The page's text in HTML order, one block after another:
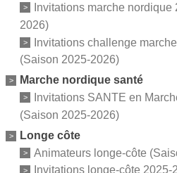
Invitations marche
2026)
Invitations challenge
(Saison 2025-2026)
Marche nordique santé
Invitations SANTE en
(Saison 2025-2026)
Longe côte
Animateurs longe-côte
Invitations longe-côte